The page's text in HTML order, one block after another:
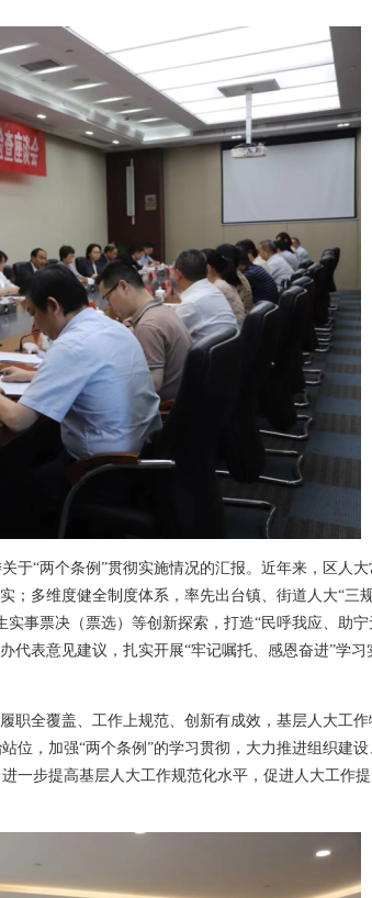
于“两个条例”贯彻实施情况的汇报。近年来，区人大
；多维度健全制度体系，率先出台镇、街道人大“三
事票决（票选）等创新探索，打造“民呼我应、助宁
表意见建议，扎实开展“牢记嘱托、感恩奋进”学习
职全覆盖、工作上规范、创新有成效，基层人大工
位，加强“两个条例”的学习贯彻，大力推进组织建设
一步提高基层人大工作规范化水平，促进人大工作提